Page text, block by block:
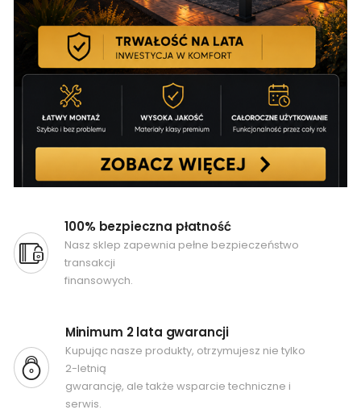
100% bezpieczna płatność
Nasz sklep zapewnia pełne bezpieczeństwo
transakcji
finansowych.
Minimum 2 lata gwarancji
Kupując nasze produkty, otrzymujesz nie tylko
2-letnią
gwarancję, ale także wsparcie techniczne i
serwis.